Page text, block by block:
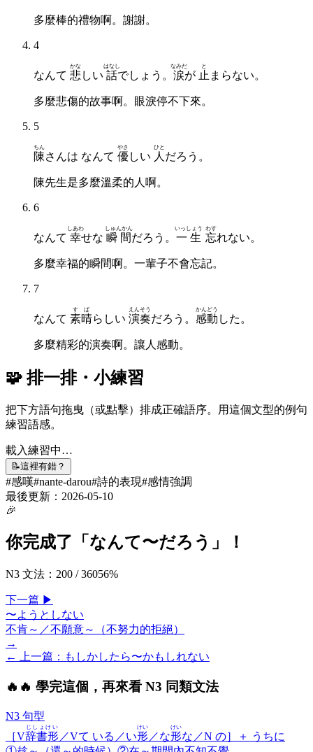
多麼棒的禮物啊。謝謝。
4
なんて 悲
かな
しい 話
はなし
でしょう。 涙
なみだ
が 止
と
まらない。
多麼悲傷的故事啊。眼淚停不下來。
5
陳
ちん
さんは なんて 優
やさ
しい 人
ひと
だろう。
陳先生是多麼溫柔的人啊。
6
なんて 幸
しあわ
せな 瞬間
しゅんかん
だろう。 一生
いっしょう
忘
わす
れない。
多麼幸福的瞬間啊。一輩子不會忘記。
7
なんて 素晴
すば
らしい 演奏
えんそう
だろう。 感動
かんどう
した。
多麼精彩的演奏啊。讓人感動。
🧩 排一排・小練習
把下方語句拖曳（或點擊）排成正確語序。用這個文型的例句
練習語感。
載入練習中…
📝這裡有錯？
#感嘆#nante-darou#詩的表現#感情強調
最後更新： 2026-05-10
🎉
你完成了「 なんて〜だろう 」！
N3 文法 ： 200 /36056%
下一篇 ▶
〜ようとしない
不肯～／不願意～（不努力的拒絕）
→
← 上一篇 ： もしかしたら〜かもしれない
🔥 🔥 學完這個，再來看 N3 同類文法
N3 句型
［V辞書形
じしょけい
／Vて いる／い形
けい
／な形
けい
な／N の］＋ うちに